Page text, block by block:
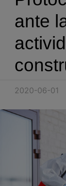
Recursos
Partners
Español
ante
2020-06-01